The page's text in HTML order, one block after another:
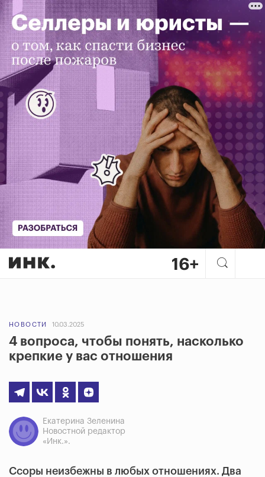
НОВОСТИ 10.03.2025
4 вопроса, чтобы понять, насколько
крепкие у вас отношения
Екатерина Зеленина
Новостной редактор
«Инк.».
Ссоры неизбежны в любых отношениях. Два